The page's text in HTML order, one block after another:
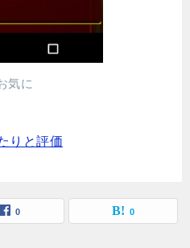
気に
りと評価
0 0